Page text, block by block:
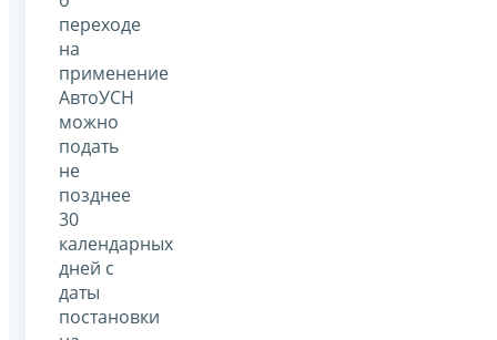
переходе
на
применение
АвтоУСН
можно
подать
не
позднее
30
календарных
дней с
даты
постановки